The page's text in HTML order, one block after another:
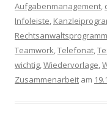
Aufgabenmanagement,
Infoleiste,
Rechtsanwaltsprogramm
Teamwork,Telefonat,
wichtig,Wiedervorlage,
Zusammenarbeit am